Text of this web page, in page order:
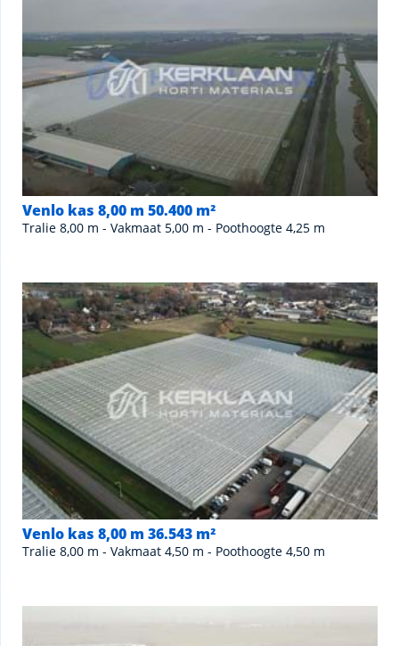
Venlo kas 8,00 m 50.400 m²
Tralie 8,00 m - Vakmaat 5,00 m - Poothoogte 4,25 m
Venlo kas 8,00 m 36.543 m²
Tralie 8,00 m - Vakmaat 4,50 m - Poothoogte 4,50 m